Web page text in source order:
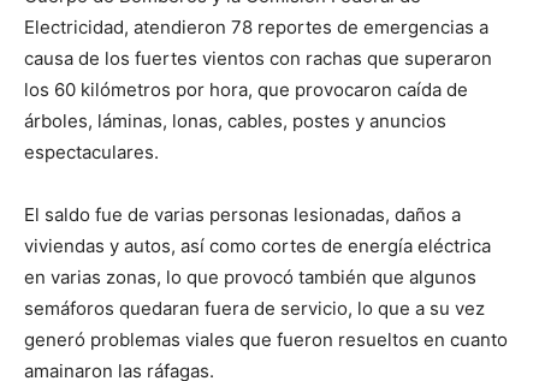
Electricidad, atendieron 78 reportes de emergencias a
causa de los fuertes vientos con rachas que superaron
los 60 kilómetros por hora, que provocaron caída de
árboles, láminas, lonas, cables, postes y anuncios
espectaculares.
El saldo fue de varias personas lesionadas, daños a
viviendas y autos, así como cortes de energía eléctrica
en varias zonas, lo que provocó también que algunos
semáforos quedaran fuera de servicio, lo que a su vez
generó problemas viales que fueron resueltos en cuanto
amainaron las ráfagas.